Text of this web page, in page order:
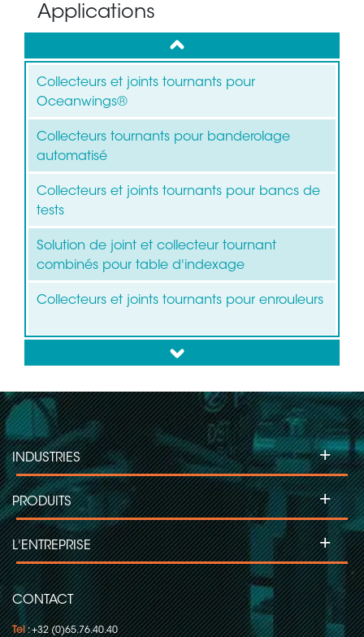
Applications
up
Collecteurs et joints tournants pour
Oceanwings®
Collecteurs tournants pour banderolage
automatisé
Collecteurs et joints tournants pour bancs de
tests
Solution de joint et collecteur tournant
combinés pour table d'indexage
Collecteurs et joints tournants pour enrouleurs
Collecteurs tournants pour éoliennes
Collecteurs tournants pour machines
d'étiquetage
Collecteurs tournants pour projecteurs
asservis
Collecteurs tournants pour machines
d'inspection
Collecteurs tournants pour le
conditionnement en continu
down
CONTACT
Tel: +32 (0)65.76.40.40
INDUSTRIES +
PRODUITS +
L'ENTREPRISE +